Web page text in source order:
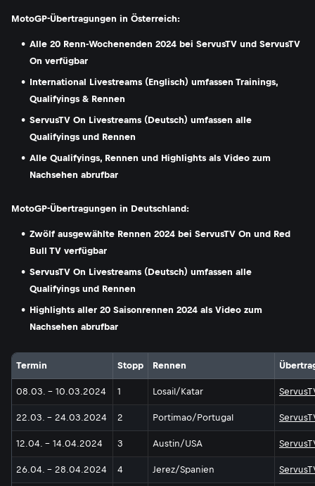
MotoGP-Übertragungen in Österreich:
Alle 20 Renn-Wochenenden 2024 bei ServusTV und ServusTV
On verfügbar
International Livestreams (Englisch) umfassen Trainings,
Qualifyings & Rennen
ServusTV On Livestreams (Deutsch) umfassen alle
Qualifyings und Rennen
Alle Qualifyings, Rennen und Highlights als Video zum
Nachsehen abrufbar
MotoGP-Übertragungen in Deutschland:
Zwölf ausgewählte Rennen 2024 bei ServusTV On und Red
Bull TV verfügbar
ServusTV On Livestreams (Deutsch) umfassen alle
Qualifyings und Rennen
Highlights aller 20 Saisonrennen 2024 als Video zum
Nachsehen abrufbar
Termin Stopp Rennen
08.03. - 10.03.2024 1 Losail/Katar
22.03. - 24.03.2024 2 Portimao/Portugal
12.04. - 14.04.2024 3 Austin/USA
26.04. - 28.04.2024 4 Jerez/Spanien